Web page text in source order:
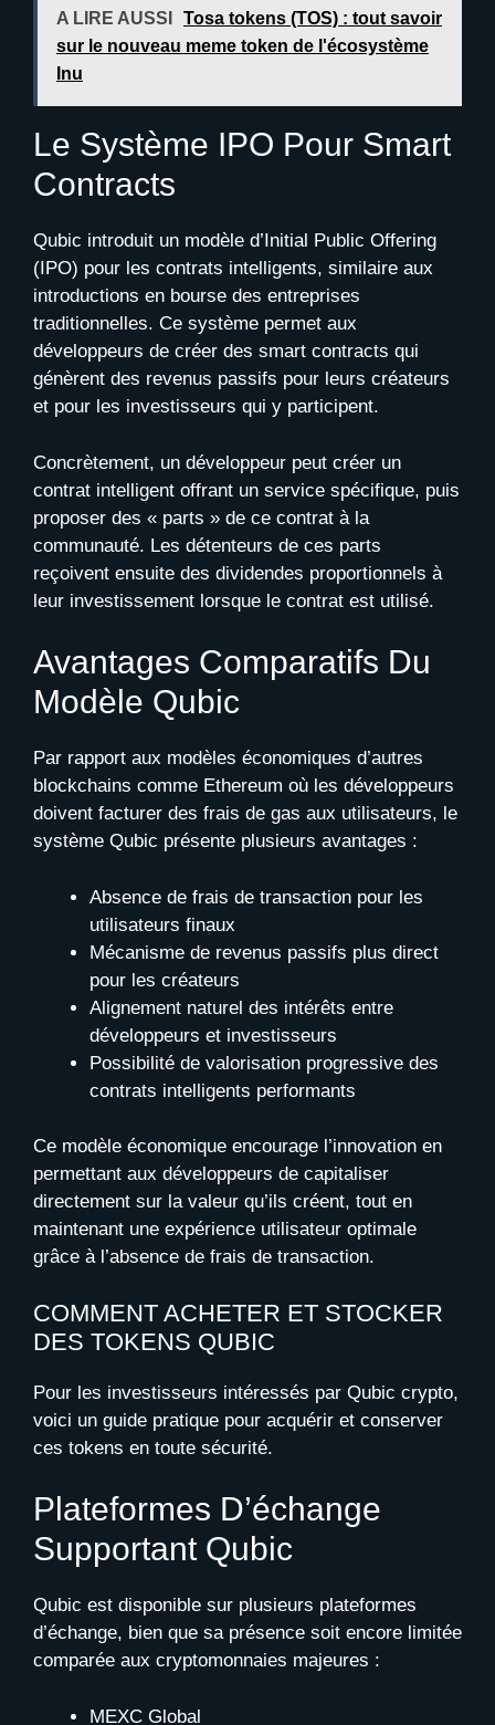
A LIRE AUSSI
Tosa tokens (TOS) : tout savoir
sur le nouveau meme token de l'écosystème
Inu
Le Système IPO Pour Smart
Contracts
Qubic introduit un modèle d’Initial Public Offering
(IPO) pour les contrats intelligents, similaire aux
introductions en bourse des entreprises
traditionnelles. Ce système permet aux
développeurs de créer des smart contracts qui
génèrent des revenus passifs pour leurs créateurs
et pour les investisseurs qui y participent.
Concrètement, un développeur peut créer un
contrat intelligent offrant un service spécifique, puis
proposer des « parts » de ce contrat à la
communauté. Les détenteurs de ces parts
reçoivent ensuite des dividendes proportionnels à
leur investissement lorsque le contrat est utilisé.
Avantages Comparatifs Du
Modèle Qubic
Par rapport aux modèles économiques d’autres
blockchains comme Ethereum où les développeurs
doivent facturer des frais de gas aux utilisateurs, le
système Qubic présente plusieurs avantages :
Absence de frais de transaction pour les
utilisateurs finaux
Mécanisme de revenus passifs plus direct
pour les créateurs
Alignement naturel des intérêts entre
développeurs et investisseurs
Possibilité de valorisation progressive des
contrats intelligents performants
Ce modèle économique encourage l’innovation en
permettant aux développeurs de capitaliser
directement sur la valeur qu’ils créent, tout en
maintenant une expérience utilisateur optimale
grâce à l’absence de frais de transaction.
COMMENT ACHETER ET STOCKER
DES TOKENS QUBIC
Pour les investisseurs intéressés par Qubic crypto,
voici un guide pratique pour acquérir et conserver
ces tokens en toute sécurité.
Plateformes D’échange
Supportant Qubic
Qubic est disponible sur plusieurs plateformes
d’échange, bien que sa présence soit encore limitée
comparée aux cryptomonnaies majeures :
MEXC Global